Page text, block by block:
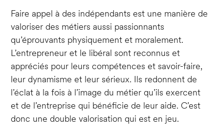
Faire appel à des indépendants est une manière de
valoriser des métiers aussi passionnants
qu’éprouvants physiquement et moralement.
L’entrepreneur et le libéral sont reconnus et
appréciés pour leurs compétences et savoir-faire,
leur dynamisme et leur sérieux. Ils redonnent de
l’éclat à la fois à l’image du métier qu’ils exercent
et de l’entreprise qui bénéficie de leur aide. C’est
donc une double valorisation qui est en jeu.